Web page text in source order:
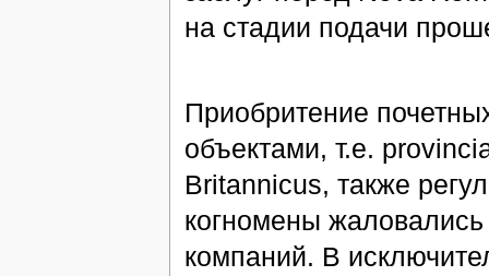
на стадии подачи
Приобритение
объектами, т.е.
Britannicus, также
когномены
компаний. В